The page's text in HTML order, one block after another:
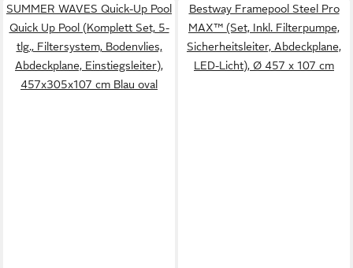
SUMMER WAVES Quick-Up Pool
Quick Up Pool (Komplett Set, 5-
tlg., Filtersystem, Bodenvlies,
Abdeckplane, Einstiegsleiter),
457x305x107 cm Blau oval
Bestway Framepool Steel Pro
MAX™ (Set, Inkl. Filterpumpe,
Sicherheitsleiter, Abdeckplane,
LED-Licht), Ø 457 x 107 cm